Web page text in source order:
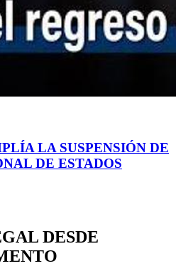
LA SUSPENSIÓN DE
DE ESTADOS
DESDE